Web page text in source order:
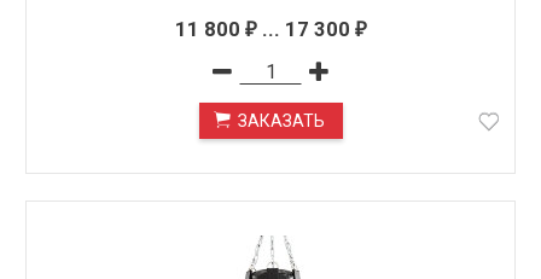
11 800 ₽... 17 300 ₽
ЗАКАЗАТЬ